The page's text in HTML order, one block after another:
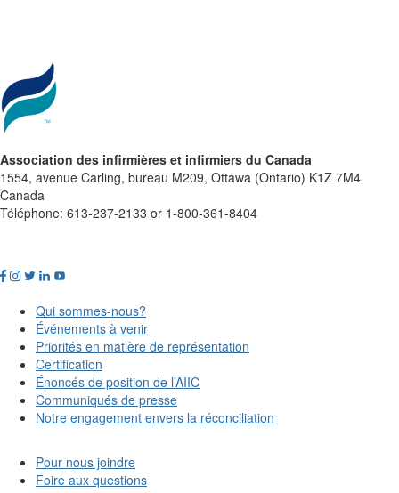
Association des infirmières et infirmiers du Canada
1554, avenue Carling, bureau M209, Ottawa (Ontario) K1Z 7M4
Canada
Téléphone: 613-237-2133 or 1-800-361-8404
Qui sommes-nous?
Événements à venir
Priorités en matière de représentation
Certification
Énoncés de position de l’AIIC
Communiqués de presse
Notre engagement envers la réconciliation
Pour nous joindre
Foire aux questions